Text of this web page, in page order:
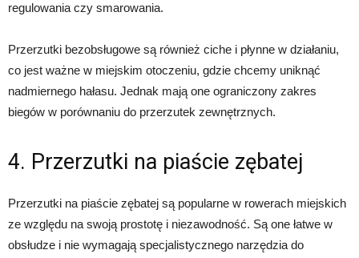
regulowania czy smarowania.
Przerzutki bezobsługowe są również ciche i płynne w działaniu,
co jest ważne w miejskim otoczeniu, gdzie chcemy uniknąć
nadmiernego hałasu. Jednak mają one ograniczony zakres
biegów w porównaniu do przerzutek zewnętrznych.
4. Przerzutki na piaście zębatej
Przerzutki na piaście zębatej są popularne w rowerach miejskich
ze względu na swoją prostotę i niezawodność. Są one łatwe w
obsłudze i nie wymagają specjalistycznego narzędzia do